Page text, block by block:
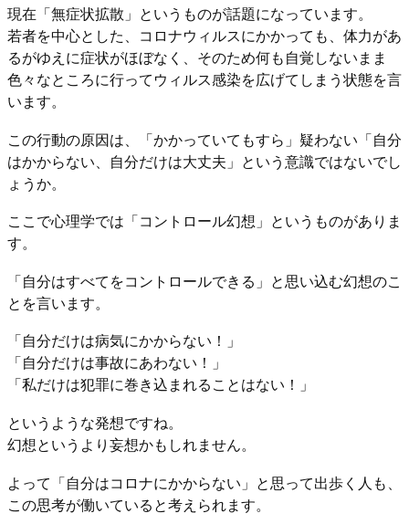
現在「無症状拡散」というものが話題になっています。
若者を中心とした、コロナウィルスにかかっても、体力があ
るがゆえに症状がほぼなく、そのため何も自覚しないまま
色々なところに行ってウィルス感染を広げてしまう状態を言
います。
この行動の原因は、「かかっていてもすら」疑わない「自分
はかからない、自分だけは大丈夫」という意識ではないでし
ょうか。
ここで心理学では「コントロール幻想」というものがありま
す。
「自分はすべてをコントロールできる」と思い込む幻想のこ
とを言います。
「自分だけは病気にかからない！」
「自分だけは事故にあわない！」
「私だけは犯罪に巻き込まれることはない！」
というような発想ですね。
幻想というより妄想かもしれません。
よって「自分はコロナにかからない」と思って出歩く人も、
この思考が働いていると考えられます。